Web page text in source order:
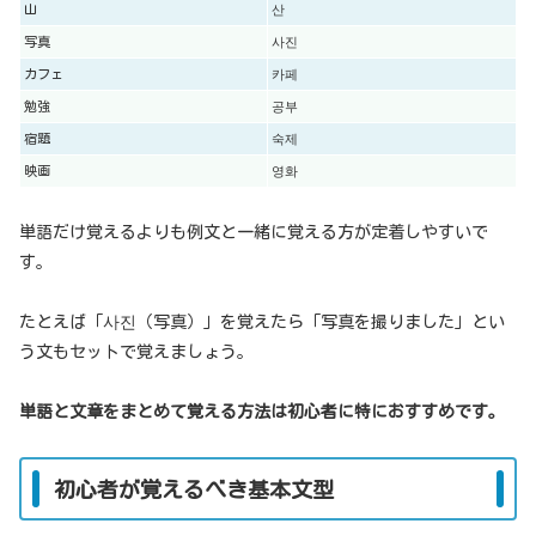
山 산
写真 사진
カフェ 카페
勉強 공부
宿題 숙제
映画 영화
単語だけ覚えるよりも例文と一緒に覚える方が定着しやすいで
す。
たとえば「사진（写真）」を覚えたら「写真を撮りました」とい
う文もセットで覚えましょう。
単語と文章をまとめて覚える方法は初心者に特におすすめです。
初心者が覚えるべき基本文型